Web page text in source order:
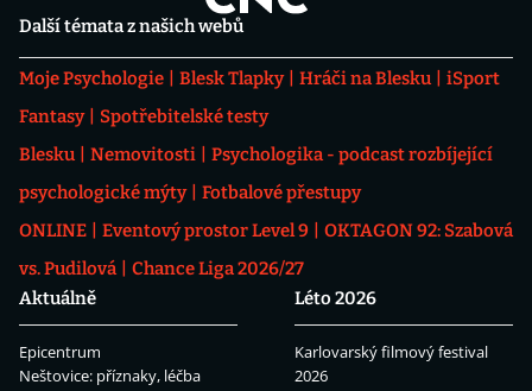
Další témata z našich webů
Moje Psychologie Blesk Tlapky Hráči na Blesku
iSport
Fantasy
Spotřebitelské testy
Blesku
Nemovitosti
Psychologika - podcast rozbíjející
psychologické mýty
Fotbalové přestupy
ONLINE
Eventový prostor Level 9
OKTAGON 92: Szabová
vs. Pudilová
Chance Liga 2026/27
Aktuálně
Epicentrum
Neštovice: příznaky, léčba
Léto 2026
Karlovarský filmový festival
2026